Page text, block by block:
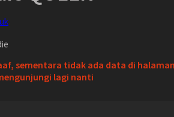
sementara tidak ada data di
lagi nanti